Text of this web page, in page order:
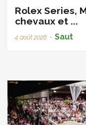
Rolex Series,
chevaux et ...
4 août 2026 • Saut